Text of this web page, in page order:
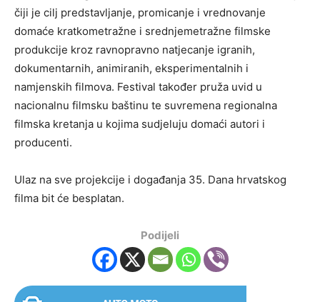
čiji je cilj predstavljanje, promicanje i vrednovanje
domaće kratkometražne i srednjemetražne filmske
produkcije kroz ravnopravno natjecanje igranih,
dokumentarnih, animiranih, eksperimentalnih i
namjenskih filmova. Festival također pruža uvid u
nacionalnu filmsku baštinu te suvremena regionalna
filmska kretanja u kojima sudjeluju domaći autori i
producenti.
Ulaz na sve projekcije i događanja 35. Dana hrvatskog
filma bit će besplatan.
Podijeli